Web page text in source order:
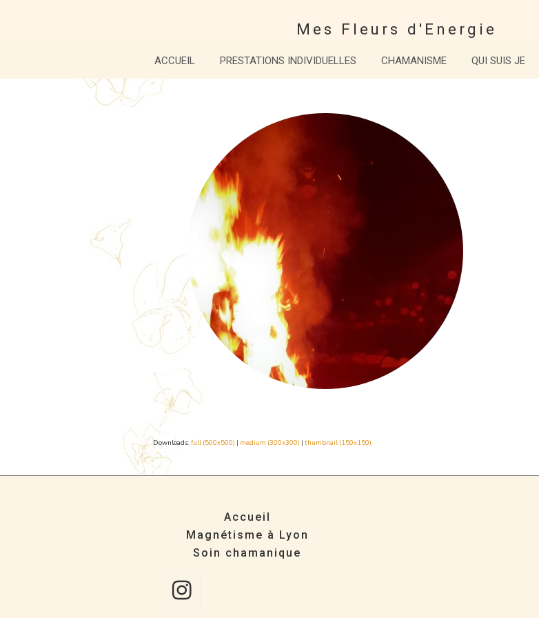
Mes Fleurs d'Energie
ACCUEIL PRESTATIONS INDIVIDUELLES CHAMANISME QUI SUIS JE
Downloads:full (500x500) | medium (300x300) | thumbnail (150x150)
Accueil
Magnétisme à Lyon
Soin chamanique